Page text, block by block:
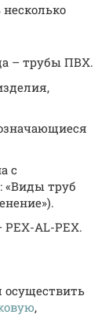
– трубы ПВХ.
с
«Виды труб
AL-PEX.
,